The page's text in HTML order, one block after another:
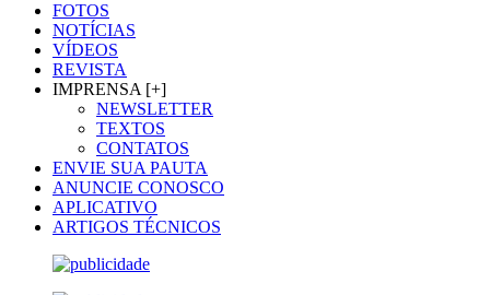
FOTOS
NOTÍCIAS
VÍDEOS
REVISTA
IMPRENSA [+]
NEWSLETTER
TEXTOS
CONTATOS
ENVIE SUA PAUTA
ANUNCIE CONOSCO
APLICATIVO
ARTIGOS TÉCNICOS